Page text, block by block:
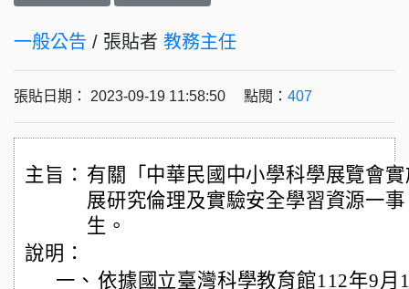
一般公告 / 張貼者 教務主任
張貼日期： 2023-09-19 11:58:50 點閱： 407
主旨： 有關「中華民國中小學科學展覽會
展研究倫理及實驗安全學習資源一
生。
說明：
一、 依據國立臺灣科學教育館112年9月